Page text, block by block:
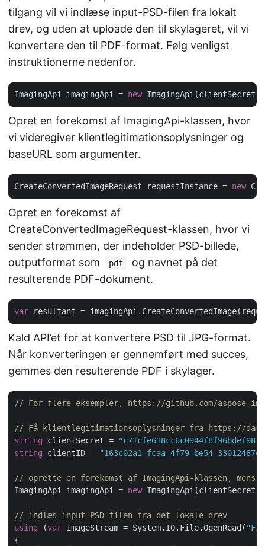
tilgang vil vi indlæse input-PSD-filen fra lokalt
drev, og uden at uploade den til skylageret, vil vi
konvertere den til PDF-format. Følg venligst
instruktionerne nedenfor.
ImagingApi imagingApi = new
Opret en forekomst af ImagingApi-klassen, hvor
vi videregiver klientlegitimationsoplysninger og
baseURL som argumenter.
CreateConvertedImageRequest requestInstance = new
Opret en forekomst af
CreateConvertedImageRequest-klassen, hvor vi
sender strømmen, der indeholder PSD-billede,
outputformat som
pdf
og navnet på det
resulterende PDF-dokument.
var
Kald API’et for at konvertere PSD til JPG-format.
Når konverteringen er gennemført med succes,
gemmes den resulterende PDF i skylager.
// For flere eksempler, https://github.com/aspose-
// Få klientlegitimationsoplysninger fra https://
string clientSecret =
string clientID = "163c02a1-fcaa-4f79-be54-
// oprette en forekomst af ImagingApi-klassen, mens
ImagingApi imagingApi = new
// indlæs input-PSD-filen fra det lokale drev
using (var imageStream = System.IO.File.OpenRead(
{